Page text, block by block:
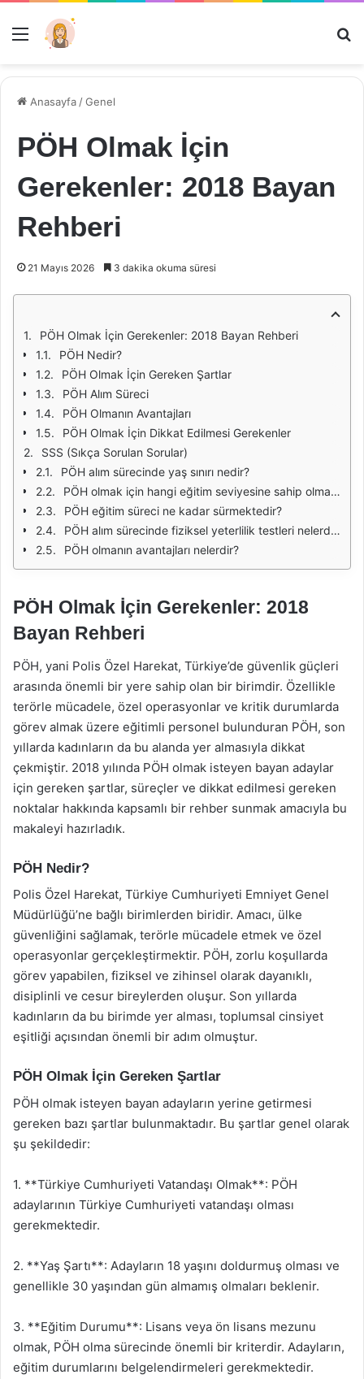
Menü
Anasayfa /Genel
PÖH Olmak İçin
Gerekenler: 2018 Bayan
Rehberi
21 Mayıs 2026 3 dakika okuma süresi
PÖH Olmak İçin Gerekenler: 2018 Bayan Rehberi
PÖH Nedir?
PÖH Olmak İçin Gereken Şartlar
PÖH Alım Süreci
PÖH Olmanın Avantajları
PÖH Olmak İçin Dikkat Edilmesi Gerekenler
SSS (Sıkça Sorulan Sorular)
PÖH alım sürecinde yaş sınırı nedir?
PÖH olmak için hangi eğitim seviyesine sahip olmak gerekiyor?
PÖH eğitim süreci ne kadar sürmektedir?
PÖH alım sürecinde fiziksel yeterlilik testleri nelerdir?
PÖH olmanın avantajları nelerdir?
PÖH Olmak İçin Gerekenler: 2018
Bayan Rehberi
PÖH, yani Polis Özel Harekat, Türkiye’de güvenlik güçleri
arasında önemli bir yere sahip olan bir birimdir. Özellikle
terörle mücadele, özel operasyonlar ve kritik durumlarda
görev almak üzere eğitimli personel bulunduran PÖH, son
yıllarda kadınların da bu alanda yer almasıyla dikkat
çekmiştir. 2018 yılında PÖH olmak isteyen bayan adaylar
için gereken şartlar, süreçler ve dikkat edilmesi gereken
noktalar hakkında kapsamlı bir rehber sunmak amacıyla bu
makaleyi hazırladık.
PÖH Nedir?
Polis Özel Harekat, Türkiye Cumhuriyeti Emniyet Genel
Müdürlüğü’ne bağlı birimlerden biridir. Amacı, ülke
güvenliğini sağlamak, terörle mücadele etmek ve özel
operasyonlar gerçekleştirmektir. PÖH, zorlu koşullarda
görev yapabilen, fiziksel ve zihinsel olarak dayanıklı,
disiplinli ve cesur bireylerden oluşur. Son yıllarda
kadınların da bu birimde yer alması, toplumsal cinsiyet
eşitliği açısından önemli bir adım olmuştur.
PÖH Olmak İçin Gereken Şartlar
PÖH olmak isteyen bayan adayların yerine getirmesi
gereken bazı şartlar bulunmaktadır. Bu şartlar genel olarak
şu şekildedir:
1. **Türkiye Cumhuriyeti Vatandaşı Olmak**: PÖH
adaylarının Türkiye Cumhuriyeti vatandaşı olması
gerekmektedir.
2. **Yaş Şartı**: Adayların 18 yaşını doldurmuş olması ve
genellikle 30 yaşından gün almamış olmaları beklenir.
3. **Eğitim Durumu**: Lisans veya ön lisans mezunu
olmak, PÖH olma sürecinde önemli bir kriterdir. Adayların,
eğitim durumlarını belgelendirmeleri gerekmektedir.